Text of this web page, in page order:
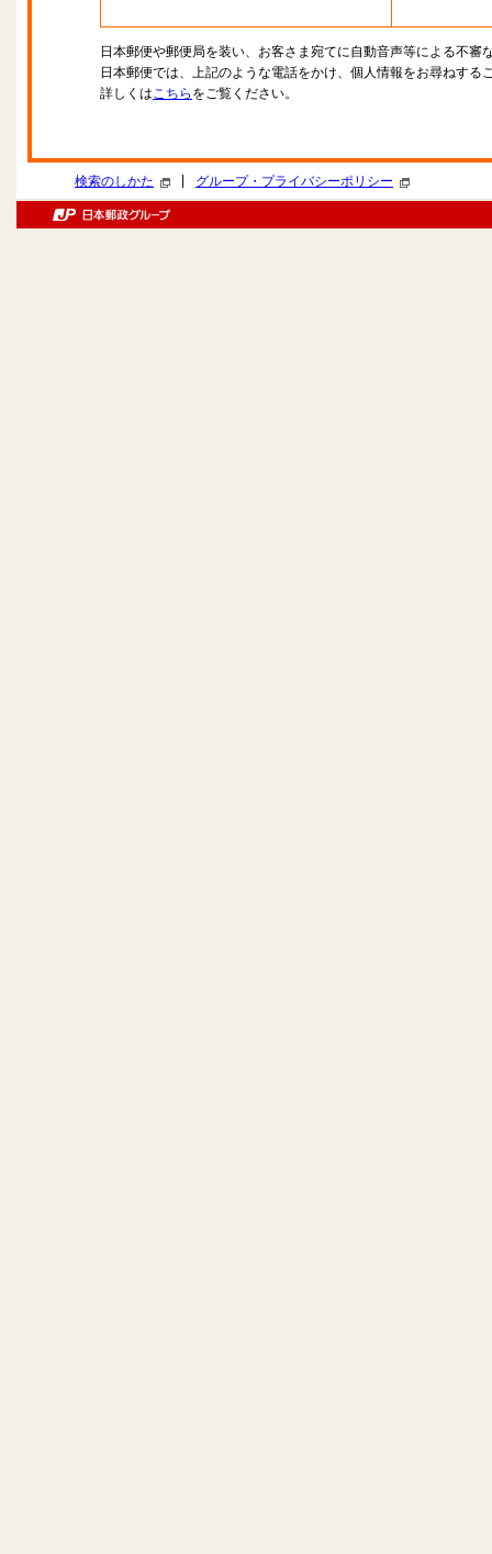
日本郵便や郵便局を装い、お客さま宛てに自動音声等による不審
日本郵便では、上記のような電話をかけ、個人情報をお尋ねする
詳しくはこちら をご覧ください。
検索のしかた グループ・プライバシーポリシー